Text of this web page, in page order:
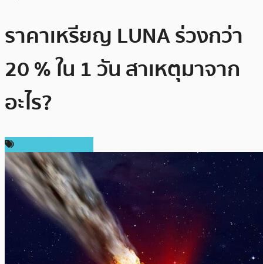
ราคาเหรียญ LUNA ร่วงกว่า
20 % ใน 1 วัน สาเหตุมาจาก
อะไร?